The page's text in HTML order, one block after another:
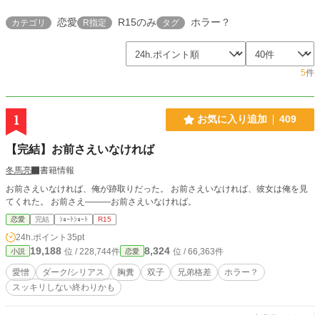
カテゴリ 恋愛 R指定 R15のみ タグ ホラー？
5件
1 お気に入り追加 409
【完結】お前さえいなければ
冬馬亮
書籍情報
お前さえいなければ、俺が跡取りだった。 お前さえいなければ、彼女は俺を見
てくれた。 お前さえ―――お前さえいなければ。
恋愛 完結 ｼｮｰﾄｼｮｰﾄ R15
24h.ポイント 35pt
小説 19,188 位 / 228,744件 恋愛 8,324 位 / 66,363件
愛憎 ダーク/シリアス 胸糞 双子 兄弟格差
ホラー？
スッキリしない終わりかも